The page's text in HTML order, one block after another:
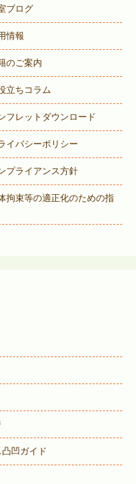
ブログ
情報
のご案内
立ちコラム
フレットダウンロード
イバシーポリシー
プライアンス方針
拘束等の適正化のための指
凸凹ガイド